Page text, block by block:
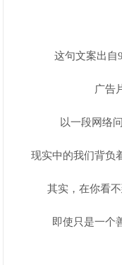
这句文案出自
广告
以一段网络
现实中的我们背负
其实，在你看
即使只是一个